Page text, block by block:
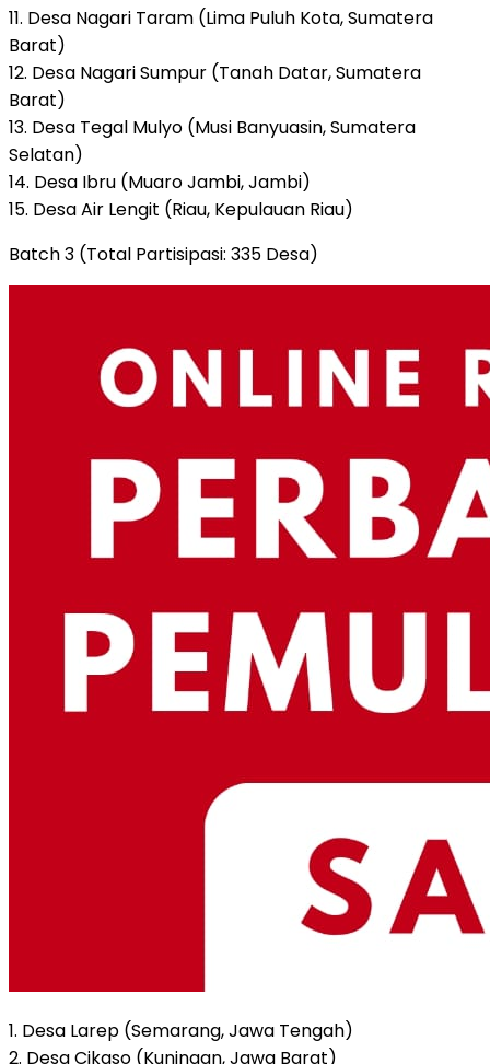
11. Desa Nagari Taram (Lima Puluh Kota, Sumatera
Barat)
12. Desa Nagari Sumpur (Tanah Datar, Sumatera
Barat)
13. Desa Tegal Mulyo (Musi Banyuasin, Sumatera
Selatan)
14. Desa Ibru (Muaro Jambi, Jambi)
15. Desa Air Lengit (Riau, Kepulauan Riau)
Batch 3 (Total Partisipasi: 335 Desa)
1. Desa Larep (Semarang, Jawa Tengah)
2. Desa Cikaso (Kuningan, Jawa Barat)